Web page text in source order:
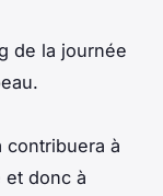
de la journée
contribuera à
et donc à